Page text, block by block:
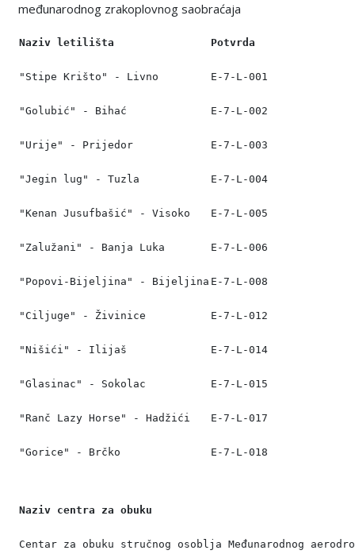
međunarodnog zrakoplovnog saobraćaja
Naziv letilišta Potvrda
"Stipe Krišto" - Livno Е-7-L-001
"Golubić" - Bihać Е-7-L-002
"Urije" - Prijedor Е-7-L-003
"Јеgin lug" - Tuzla Е-7-L-004
"Kenan Jusufbašić" - Visoko Е-7-L-005
"Zalužani" - Banja Luka Е-7-L-006
"Popovi-Bijeljina" - Bijeljina Е-7-L-008
"Ciljuge" - Živinice E-7-L-012
"Nišići" - Ilijaš E-7-L-014
"Glasinac" - Sokolac E-7-L-015
"Ranč Lazy Horse" - Hadžići E-7-L-017
"Gorice" - Brčko Е-7-L-018
Naziv centra za obuku
Centar za obuku stručnog osoblja Međunarodnog